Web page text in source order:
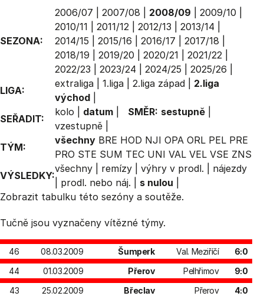
SEZONA:
2006/07 2007/08 2008/09 2009/10
2010/11
2011/12 2012/13 2013/14
2014/15
2015/16 2016/17 2017/18
2018/19
2019/20 2020/21 2021/22
2022/23
2023/24 2024/25 2025/26
LIGA:
extraliga 1.liga 2.liga západ
2.liga
východ
SEŘADIT:
kolo datum SMĚR: sestupně
vzestupně
TÝM:
všechny BRE HOD NJI OPA ORL PEL PRE
PRO STE SUM TEC UNI VAL VEL VSE ZNS
VÝSLEDKY:
všechny remízy výhry v prodl.
nájezdy
prodl. nebo náj. s nulou
Zobrazit tabulku této sezóny a soutěže.
Tučně jsou vyznačeny vítězné týmy.
46 08.03.2009 Šumperk Val. Meziříčí
6:0
44
01.03.2009 Přerov Pelhřimov
9:0
43
25.02.2009 Břeclav Přerov
4:0